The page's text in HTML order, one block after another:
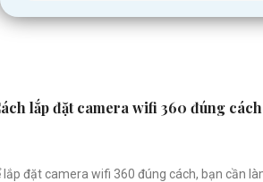
lắp đặt camera wifi 360 đúng cách
lắp đặt camera wifi 360 đúng cách, bạn cần